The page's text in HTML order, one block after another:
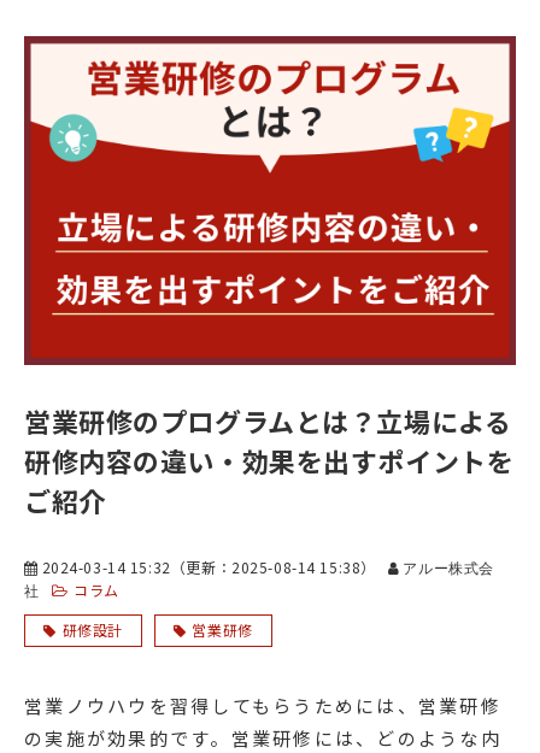
営業研修のプログラムとは？立場による
研修内容の違い・効果を出すポイントを
ご紹介
2024-03-14 15:32 （更新： 2025-08-14 15:38）
アルー株式会
社
コラム
研修設計
営業研修
営業ノウハウを習得してもらうためには、営業研修
の実施が効果的です。営業研修には、どのような内